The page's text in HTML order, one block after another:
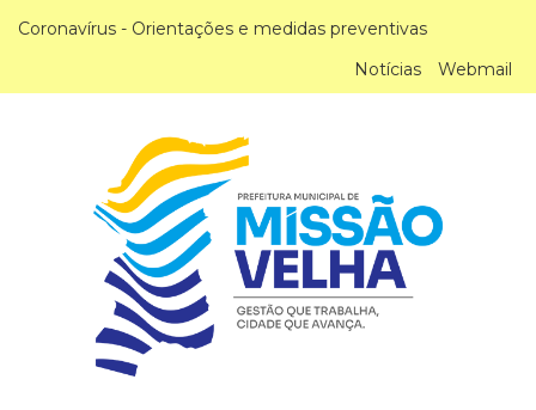
Coronavírus - Orientações e medidas preventivas
Notícias
Webmail